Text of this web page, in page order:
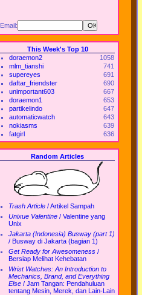
Email:
This Week's Top 10
doraemon2
1058
mlm_tianshi
741
supereyes
691
daftar_friendster
690
unimportant603
667
doraemon1
653
partikelindo
647
automaticwatch
643
nokiasms
639
fatgirl
636
Random Articles
Trash Article /Artikel Sampah
Unixue Valentine / Valentine yang
Unix
Jakarta (Indonesia) Busway (part 1)
/ Busway di Jakarta (bagian 1)
Get Ready for Awesomeness /
Bersiap Melihat Kehebatan
Wrist Watches: An Introduction to
Mechanics, Brand, and Everything
Else / Jam Tangan: Pendahuluan
tentang Mesin, Merek, dan Lain-Lain